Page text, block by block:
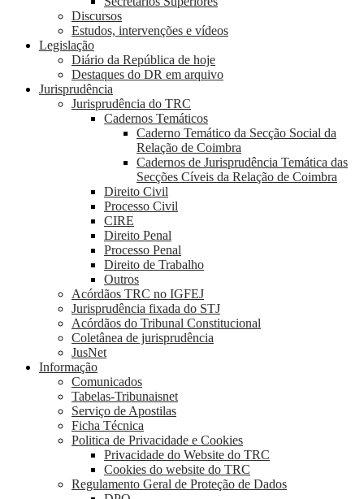
Discursos
Estudos, intervenções e vídeos
Legislação
Diário da República de hoje
Destaques do DR em arquivo
Jurisprudência
Jurisprudência do TRC
Cadernos Temáticos
Caderno Temático da Secção Social da
Relação de Coimbra
Cadernos de Jurisprudência Temática das
Secções Cíveis da Relação de Coimbra
Direito Civil
Processo Civil
CIRE
Direito Penal
Processo Penal
Direito de Trabalho
Outros
Acórdãos TRC no IGFEJ
Jurisprudência fixada do STJ
Acórdãos do Tribunal Constitucional
Coletânea de jurisprudência
JusNet
Informação
Comunicados
Tabelas-Tribunaisnet
Serviço de Apostilas
Ficha Técnica
Politica de Privacidade e Cookies
Privacidade do Website do TRC
Cookies do website do TRC
Regulamento Geral de Proteção de Dados